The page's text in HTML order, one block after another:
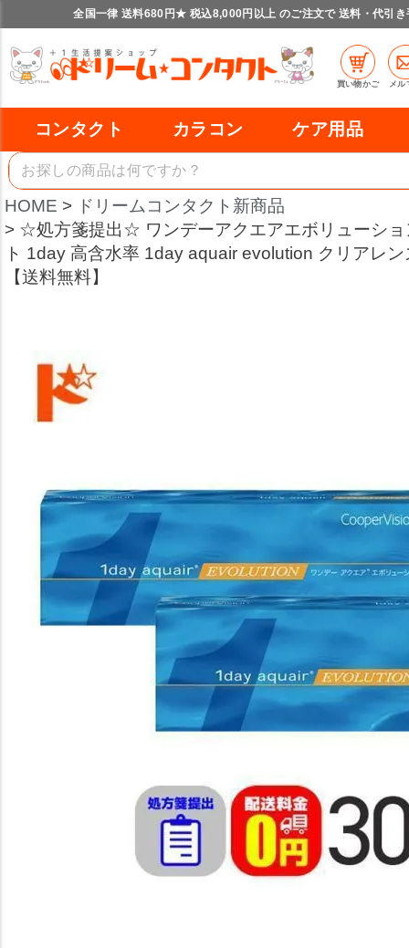
全国一律 送料680円★ 税込8,000円以上 のご注文で 送料・代引き
買い物かご メル
コンタクト カラコン ケア用品
HOME
ドリームコンタクト新商品
☆処方箋提出☆ ワンデーアクエアエボリューショ
ト 1day 高含水率 1day aquair evolution クリアレ
【送料無料】